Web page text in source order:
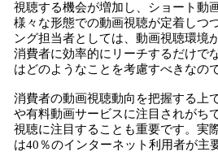
視聴する機会が増加し、ショート動
様々な形態での動画視聴が定着しつ
ング担当者としては、動画視聴環境
消費者に効率的にリーチするだけで
はどのようなことを考慮すべきなの
消費者の動画視聴動向を把握する上
や有料動画サービスに注目されがち
視聴に注目することも重要です。実
は40％のインターネット利用者が主